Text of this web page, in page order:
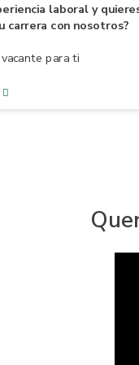
laboral y
carrera con nosotros?
para ti